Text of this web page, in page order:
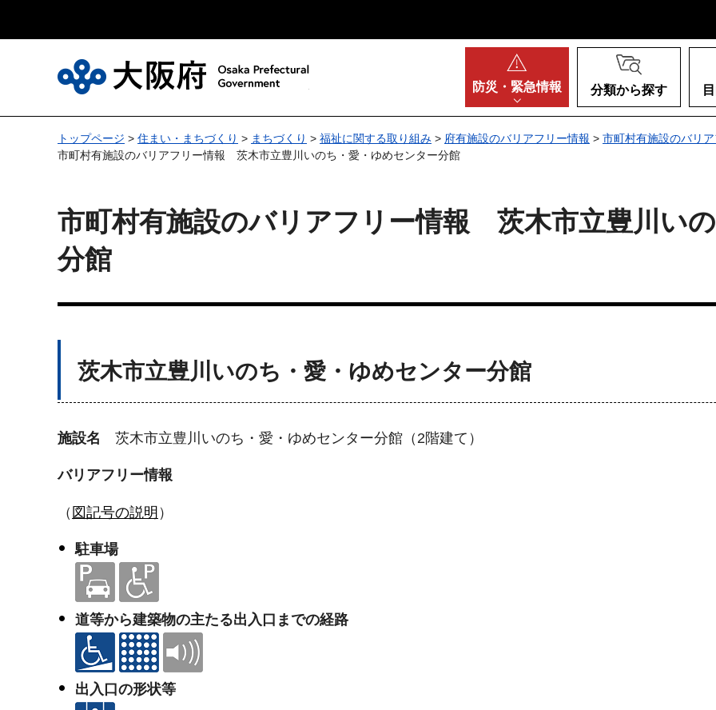
防災・ 緊急情報 分類から探す
トップページ > 住まい・まちづくり > まちづくり > 福祉に関する取り組み > 府有施設のバリアフリー情報 > 市町村有施設のバリ
市町村有施設のバリアフリー情報 茨木市立豊川いのち・愛・ゆめセンター分館
市町村有施設のバリアフリー情報 茨木市立豊川い
分館
茨木市立豊川いのち・愛・ゆめセンター分館
施設名 茨木市立豊川いのち・愛・ゆめセンター分館（2階建て）
バリアフリー情報
（ 図記号の説明 ）
駐車場
道等から建築物の主たる出入口までの経路
出入口の形状等